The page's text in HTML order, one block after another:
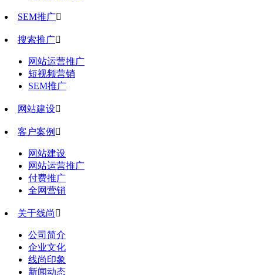
SEM推广
搜索推广
网站运营推广
短视频营销
SEM推广
网站建设
客户案例 
网站建设
网站运营推广
付费推广
全网营销
关于线尚 
公司简介
企业文化
线尚印象
新闻动态